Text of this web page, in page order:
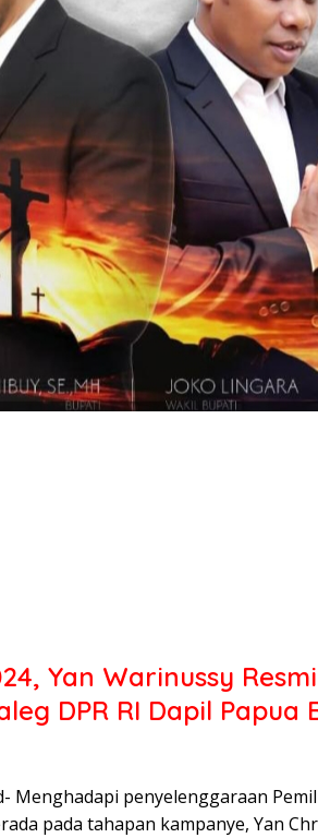
Yan Warinussy
DPR RI Dapil
Menghadapi penyelenggaraan
pada tahapan kampanye, Yan